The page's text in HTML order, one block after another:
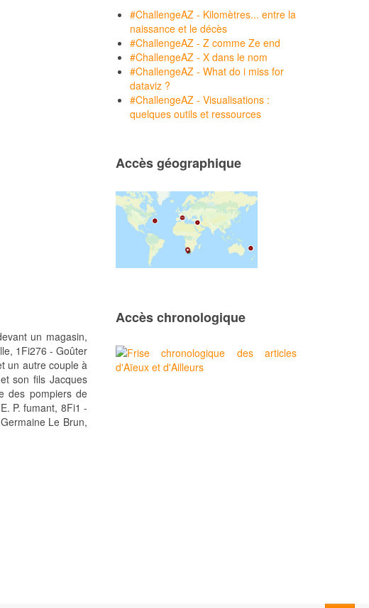
un magasin,
1Fi276 - Goûter
un autre couple à
son fils Jacques
des pompiers de
P. fumant, 8Fi1 -
Le Brun,
#ChallengeAZ - Kilomètres... entre la
naissance et le décès
#ChallengeAZ - Z comme Ze end
#ChallengeAZ - X dans le nom
#ChallengeAZ - What do i miss for
dataviz ?
#ChallengeAZ - Visualisations :
quelques outils et ressources
Accès géographique
Accès chronologique